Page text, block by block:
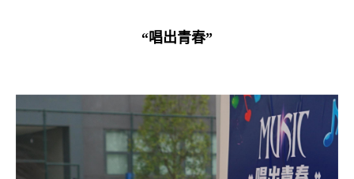
“唱出青春”